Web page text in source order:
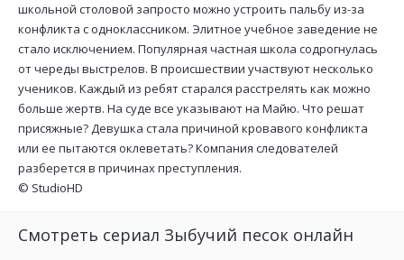
школьной столовой запросто можно устроить пальбу из-за
конфликта с одноклассником. Элитное учебное заведение не
стало исключением. Популярная частная школа содрогнулась
от череды выстрелов. В происшествии участвуют несколько
учеников. Каждый из ребят старался расстрелять как можно
больше жертв. На суде все указывают на Майю. Что решат
присяжные? Девушка стала причиной кровавого конфликта
или ее пытаются оклеветать? Компания следователей
разберется в причинах преступления.
© StudioHD
Смотреть сериал Зыбучий песок онлайн